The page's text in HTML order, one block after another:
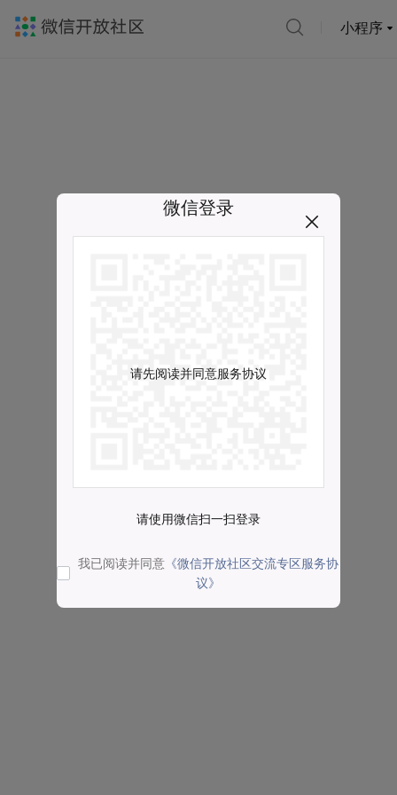
小程序
微信登录
请先阅读并同意服务协议
请使用微信扫一扫登录
我已阅读并同意 《微信开放社区交流专区服务协
议》